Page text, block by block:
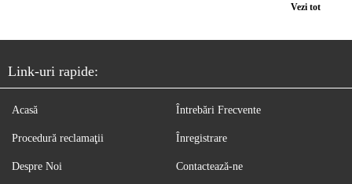
Vezi tot
Link-uri rapide:
Acasă
Procedură reclamaţii
Despre Noi
Întrebări Frecvente
Înregistrare
Contactează-ne